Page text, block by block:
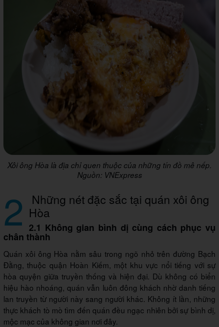
Xôi ông Hòa là địa chỉ quen thuộc của những tín đồ mê nếp.
Nguồn: VNExpress
2 Những nét đặc sắc tại quán xôi ông
Hòa
2.1 Không gian bình dị cùng cách phục vụ
chân thành
Quán xôi ông Hòa nằm sâu trong ngõ nhỏ trên đường Bạch
Đằng, thuộc quận Hoàn Kiếm, một khu vực nổi tiếng với sự
hòa quyện giữa truyền thống và hiện đại. Dù không có biển
hiệu hào nhoáng, quán vẫn luôn đông khách nhờ danh tiếng
lan truyền từ người này sang người khác. Không ít lần, những
thực khách tò mò tìm đến quán đều ngạc nhiên bởi sự bình dị,
mộc mạc của không gian nơi đây.